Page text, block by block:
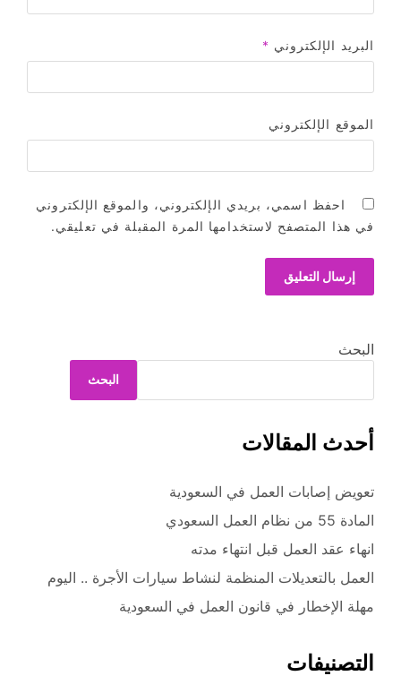
البريد الإلكتروني *
الموقع الإلكتروني
احفظ اسمي، بريدي الإلكتروني، والموقع الإلكتروني
في هذا المتصفح لاستخدامها المرة المقبلة في تعليقي.
البحث
البحث
أحدث المقالات
تعويض إصابات العمل في السعودية
المادة 55 من نظام العمل السعودي
انهاء عقد العمل قبل انتهاء مدته
العمل بالتعديلات المنظمة لنشاط سيارات الأجرة .. اليوم
مهلة الإخطار في قانون العمل في السعودية
التصنيفات